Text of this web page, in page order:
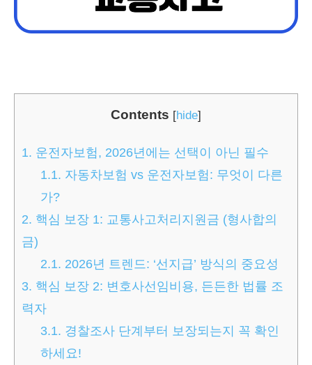
Contents [hide]
1. 운전자보험, 2026년에는 선택이 아닌 필수
1.1. 자동차보험 vs 운전자보험: 무엇이 다른
가?
2. 핵심 보장 1: 교통사고처리지원금 (형사합의
금)
2.1. 2026년 트렌드: ‘선지급’ 방식의 중요성
3. 핵심 보장 2: 변호사선임비용, 든든한 법률 조
력자
3.1. 경찰조사 단계부터 보장되는지 꼭 확인
하세요!